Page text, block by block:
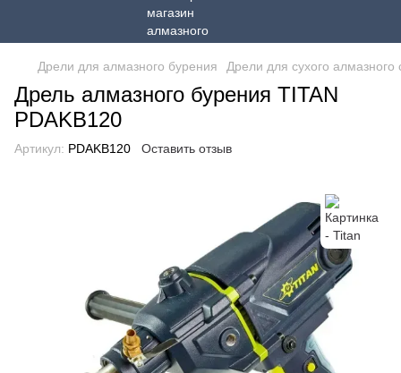
Дрели для алмазного бурения Дрели для сухого алмазного
Дрель алмазного бурения TITAN
PDAKB120
Артикул: PDAKB120 Оставить отзыв